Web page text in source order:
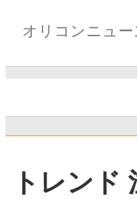
オリコンニュー
トレンド